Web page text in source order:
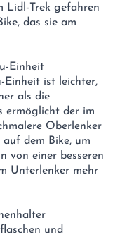
Lidl-Trek gefahren
das sie am
Einheit
Einheit ist leichter,
als die
ermöglicht der im
Oberlenker
dem Bike, um
von einer besseren
Unterlenker mehr
und